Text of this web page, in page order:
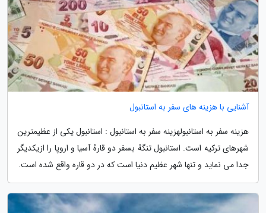
آشنایی با هزینه های سفر به استانبول
هزینه سفر به استانبولهزینه سفر به استانبول : استانبول یکی از عظیمترین
شهرهای ترکیه است. استانبول تنگهٔ بسفر دو قارهٔ آسیا و اروپا را ازیکدیگر
جدا می نماید و تنها شهر عظیم دنیا است که در دو قاره واقع شده است.